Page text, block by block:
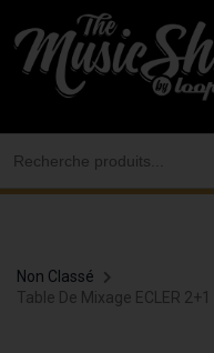
au
contenu
Non Classé
Table De Mixage ECLER